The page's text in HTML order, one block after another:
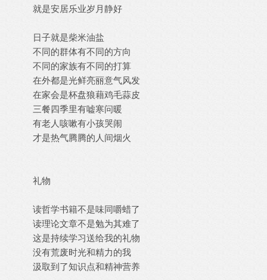
就是安居乐业岁月静好
日子就是柴米油盐
不同的群体有不同的方向
不同的家族有不同的打算
在外都是光鲜亮丽意气风发
在家会是杯盘狼藉鸡毛蒜皮
三餐四季里有嘘寒问暖
有老人咳嗽有小孩哭闹
才是热气腾腾的人间烟火
礼物
读哲学书籍不是味同嚼蜡了
读理论文章不是勉为其难了
这是持续学习送给我的礼物
没有荒废时光和精力的我
汲取到了知识点和精神营养